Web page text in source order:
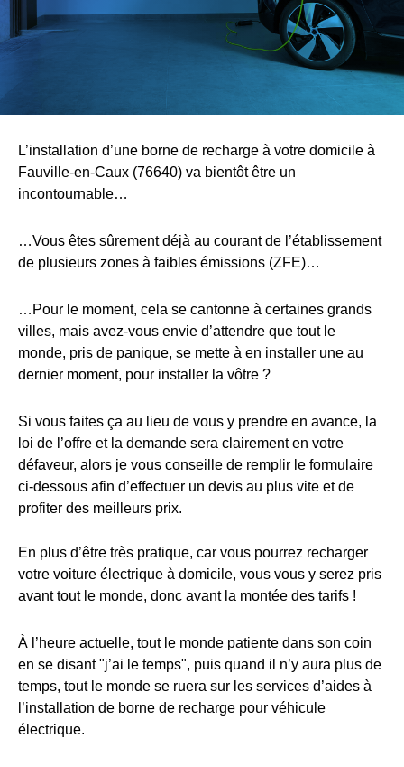
L’installation d’une borne de recharge à votre domicile à
Fauville-en-Caux (76640) va bientôt être un
incontournable…
…Vous êtes sûrement déjà au courant de l’établissement
de plusieurs zones à faibles émissions (ZFE)…
…Pour le moment, cela se cantonne à certaines grands
villes, mais avez-vous envie d’attendre que tout le
monde, pris de panique, se mette à en installer une au
dernier moment, pour installer la vôtre ?
Si vous faites ça au lieu de vous y prendre en avance, la
loi de l’offre et la demande sera clairement en votre
défaveur, alors je vous conseille de remplir le formulaire
ci-dessous afin d’effectuer un devis au plus vite et de
profiter des meilleurs prix.
En plus d’être très pratique, car vous pourrez recharger
votre voiture électrique à domicile, vous vous y serez pris
avant tout le monde, donc avant la montée des tarifs !
À l’heure actuelle, tout le monde patiente dans son coin
en se disant "j’ai le temps", puis quand il n’y aura plus de
temps, tout le monde se ruera sur les services d’aides à
l’installation de borne de recharge pour véhicule
électrique.